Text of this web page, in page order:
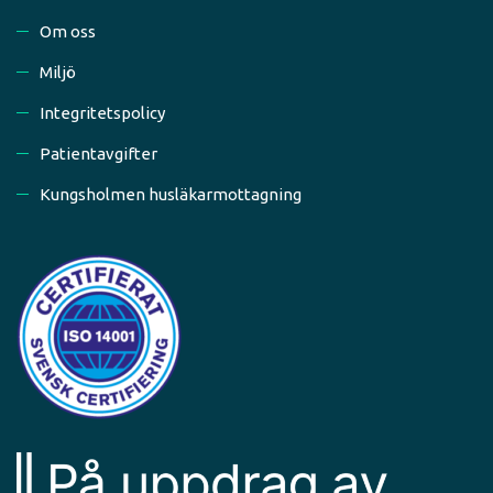
Om oss
Miljö
Integritetspolicy
Patientavgifter
Kungsholmen husläkarmottagning